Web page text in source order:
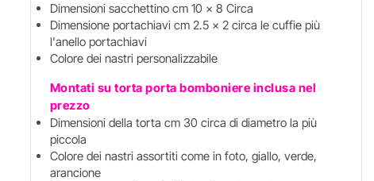
Dimensioni sacchettino cm 10 x 8 Circa
Dimensione portachiavi cm 2.5 x 2 circa le cuffie più
l'anello portachiavi
Colore dei nastri personalizzabile
Montati su torta porta bomboniere inclusa nel
prezzo
Dimensioni della torta cm 30 circa di diametro la più
piccola
Colore dei nastri assortiti come in foto, giallo, verde,
arancione